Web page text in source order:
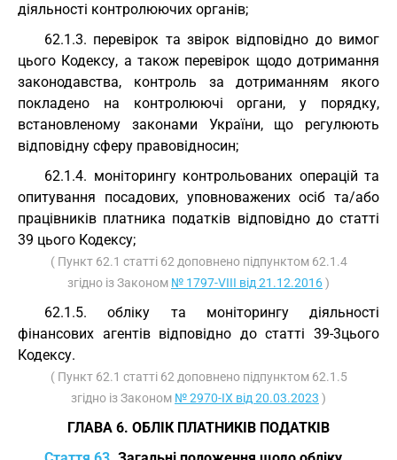
діяльності контролюючих органів;
62.1.3. перевірок та звірок відповідно до вимог
цього Кодексу, а також перевірок щодо дотримання
законодавства, контроль за дотриманням якого
покладено на контролюючі органи, у порядку,
встановленому законами України, що регулюють
відповідну сферу правовідносин;
62.1.4. моніторингу контрольованих операцій та
опитування посадових, уповноважених осіб та/або
працівників платника податків відповідно до статті
39 цього Кодексу;
( Пункт 62.1 статті 62 доповнено підпунктом 62.1.4
згідно із Законом № 1797-VIII від 21.12.2016)
62.1.5. обліку та моніторингу діяльності
фінансових агентів відповідно до статті 39-3цього
Кодексу.
( Пункт 62.1 статті 62 доповнено підпунктом 62.1.5
згідно із Законом № 2970-IX від 20.03.2023 )
ГЛАВА 6. ОБЛІК ПЛАТНИКІВ ПОДАТКІВ